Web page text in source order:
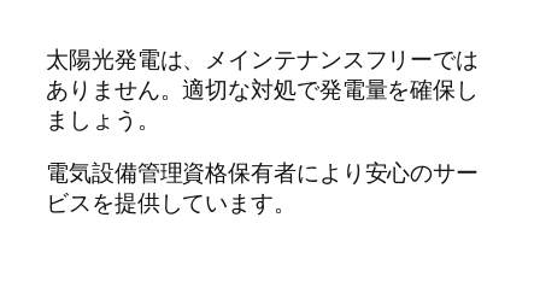
太陽光発電は、メインテナンスフリーでは
ありません。適切な対処で発電量を確保し
ましょう。
電気設備管理資格保有者により安心のサー
ビスを提供しています。